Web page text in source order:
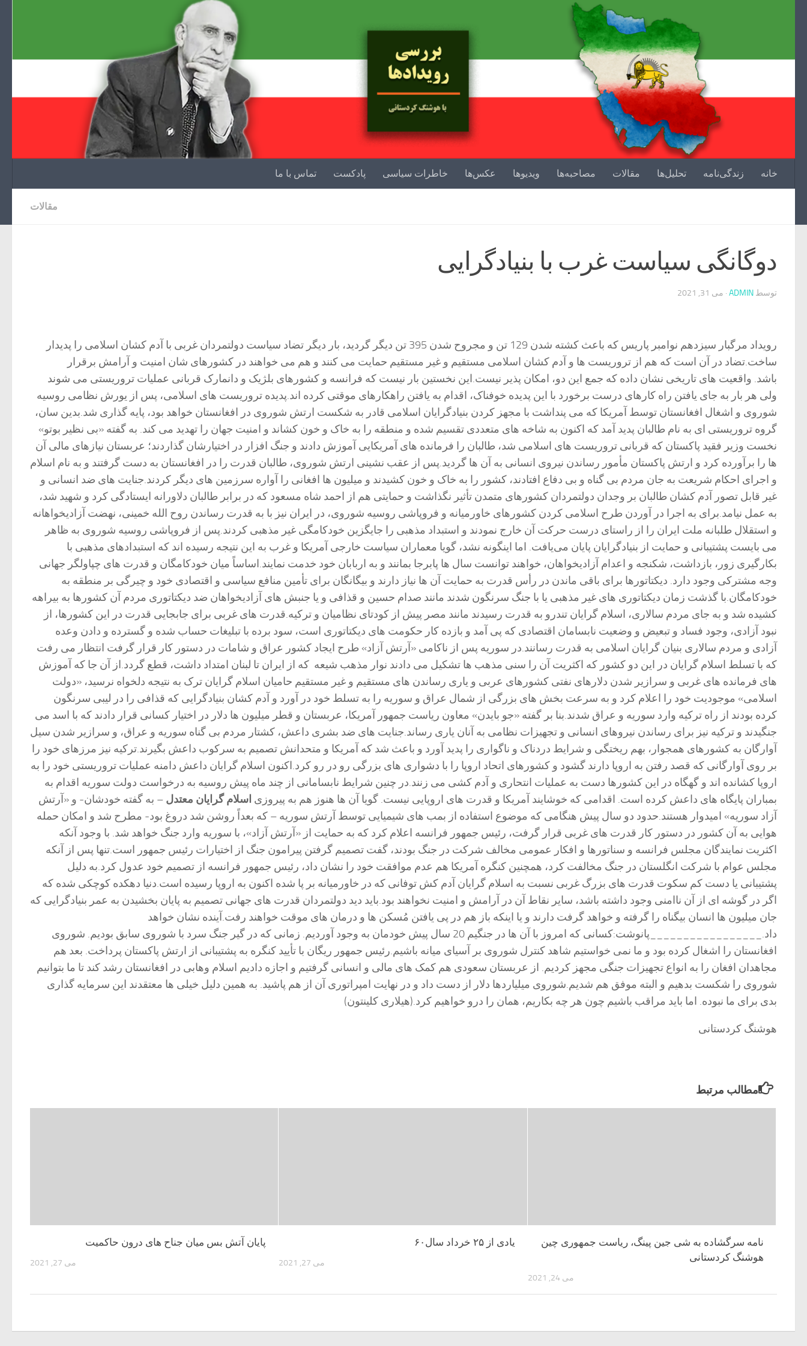
خانه زندگی‌نامه تحلیل‌ها مقالات مصاحبه‌ها ویدیوها عکس‌ها خاطرات سیاسی پادکست تماس با ما
مقالات
دوگانگی سیاست غرب با بنیادگرایی
توسط ADMIN
· می 31, 2021
رویداد مرگبار سیزدهم نوامبر پاریس که باعث کشته شدن 129 تن و مجروح شدن 395 تن دیگر گردید، بار دیگر تضاد سیاست دولتمردان غربی با آدم کشان اسلامی را پدیدار
ساخت.تضاد در آن است که هم از تروریست ها و آدم کشان اسلامی مستقیم و غیر مستقیم حمایت می کنند و هم می خواهند در کشورهای شان امنیت و آرامش برقرار
باشد. واقعیت های تاریخی نشان داده که جمع این دو، امکان پذیر نیست.این نخستین بار نیست که فرانسه و کشورهای بلژیک و دانمارک قربانی عملیات تروریستی می شوند
ولی هر بار به جای یافتن راه کارهای درست برخورد با این پدیده خوفناک، اقدام به یافتن راهکارهای موقتی کرده اند.پدیده تروریست های اسلامی، پس از یورش نظامی روسیه
شوروی و اشغال افغانستان توسط آمریکا که می پنداشت با مجهز کردن بنیادگرایان اسلامی قادر به شکست ارتش شوروی در افغانستان خواهد بود، پایه گذاری شد.بدین سان،
گروه تروریستی ای به نام طالبان پدید آمد که اکنون به شاخه های متعددی تقسیم شده و منطقه را به خاک و خون کشاند و امنیت جهان را تهدید می کند. به گفته «بی نظیر بوتو»
نخست وزیر فقید پاکستان که قربانی تروریست های اسلامی شد، طالبان را فرمانده های آمریکایی آموزش دادند و جنگ افزار در اختیارشان گذاردند؛ عربستان نیازهای مالی آن
ها را برآورده کرد و ارتش پاکستان مأمور رساندن نیروی انسانی به آن ها گردید.پس از عقب نشینی ارتش شوروی، طالبان قدرت را در افغانستان به دست گرفتند و به نام اسلام
و اجرای احکام شریعت به جان مردم بی گناه و بی دفاع افتادند، کشور را به خاک و خون کشیدند و میلیون ها افغانی را آواره سرزمین های دیگر کردند.جنایت های ضد انسانی و
غیر قابل تصور آدم کشان طالبان بر وجدان دولتمردان کشورهای متمدن تأثیر نگذاشت و حمایتی هم از احمد شاه مسعود که در برابر طالبان دلاورانه ایستادگی کرد و شهید شد،
به عمل نیامد.برای به اجرا در آوردن طرح اسلامی کردن کشورهای خاورمیانه و فروپاشی روسیه شوروی، در ایران نیز با به قدرت رساندن روح الله خمینی، نهضت آزادیخواهانه
و استقلال طلبانه ملت ایران را از راستای درست حرکت آن خارج نمودند و استبداد مذهبی را جایگزین خودکامگی غیر مذهبی کردند.پس از فروپاشی روسیه شوروی به ظاهر
می بایست پشتیبانی و حمایت از بنیادگرایان پایان می‌یافت. اما اینگونه نشد، گویا معماران سیاست خارجی آمریکا و غرب به این نتیجه رسیده اند که استبدادهای مذهبی با
بکارگیری زور، بازداشت، شکنجه و اعدام آزادیخواهان، خواهند توانست سال ها پابرجا بمانند و به اربابان خود خدمت نمایند.اساساً میان خودکامگان و قدرت های چپاولگر جهانی
وجه مشترکی وجود دارد. دیکتاتورها برای باقی ماندن در رأس قدرت به حمایت آن ها نیاز دارند و بیگانگان برای تأمین منافع سیاسی و اقتصادی خود و چیرگی بر منطقه به
خودکامگان.با گذشت زمان دیکتاتوری های غیر مذهبی یا با جنگ سرنگون شدند مانند صدام حسین و قذافی و یا جنبش های آزادیخواهان ضد دیکتاتوری مردم آن کشورها به بیراهه
کشیده شد و به جای مردم سالاری، اسلام گرایان تندرو به قدرت رسیدند مانند مصر پیش از کودتای نظامیان و ترکیه.قدرت های غربی برای جابجایی قدرت در این کشورها، از
نبود آزادی، وجود فساد و تبعیض و وضعیت نابسامان اقتصادی که پی آمد و بازده کار حکومت های دیکتاتوری است، سود برده با تبلیغات حساب شده و گسترده و دادن وعده
آزادی و مردم سالاری بنیان گرایان اسلامی به قدرت رسانند.در سوریه پس از ناکامی «آرتش آزاد» طرح ایجاد کشور عراق و شامات در دستور کار قرار گرفت انتظار می رفت
که با تسلط اسلام گرایان در این دو کشور که اکثریت آن را سنی مذهب ها تشکیل می دادند نوار مذهب شیعه که از ایران تا لبنان امتداد داشت، قطع گردد.از آن جا که آموزش
های فرمانده های غربی و سرازیر شدن دلارهای نفتی کشورهای عربی و یاری رساندن های مستقیم و غیر مستقیم حامیان اسلام گرایان ترک به نتیجه دلخواه نرسید، «دولت
اسلامی» موجودیت خود را اعلام کرد و به سرعت بخش های بزرگی از شمال عراق و سوریه را به تسلط خود در آورد و آدم کشان بنیادگرایی که قذافی را در لیبی سرنگون
کرده بودند از راه ترکیه وارد سوریه و عراق شدند.بنا بر گفته «جو بایدن» معاون ریاست جمهور آمریکا، عربستان و قطر میلیون ها دلار در اختیار کسانی قرار دادند که با اسد می
جنگیدند و ترکیه نیز برای رساندن نیروهای انسانی و تجهیزات نظامی به آنان یاری رساند.جنایت های ضد بشری داعش، کشتار مردم بی گناه سوریه و عراق، و سرازیر شدن سیل
آوارگان به کشورهای همجوار، بهم ریختگی و شرایط دردناک و ناگواری را پدید آورد و باعث شد که آمریکا و متحدانش تصمیم به سرکوب داعش بگیرند.ترکیه نیز مرزهای خود را
بر روی آوارگانی که قصد رفتن به اروپا دارند گشود و کشورهای اتحاد اروپا را با دشواری های بزرگی رو در رو کرد.اکنون اسلام گرایان داعش دامنه عملیات تروریستی خود را به
اروپا کشانده اند و گهگاه در این کشورها دست به عملیات انتحاری و آدم کشی می زنند.در چنین شرایط نابسامانی از چند ماه پیش روسیه به درخواست دولت سوریه اقدام به
بمباران پایگاه های داعش کرده است. اقدامی که خوشایند آمریکا و قدرت های اروپایی نیست. گویا آن ها هنوز هم به پیروزی اسلام گرایان معتدل – به گفته خودشان- و «آرتش
آزاد سوریه» امیدوار هستند.حدود دو سال پیش هنگامی که موضوع استفاده از بمب های شیمیایی توسط آرتش سوریه – که بعداً روشن شد دروغ بود- مطرح شد و امکان حمله
هوایی به آن کشور در دستور کار قدرت های غربی قرار گرفت، رئیس جمهور فرانسه اعلام کرد که به حمایت از «آرتش آزاد»، با سوریه وارد جنگ خواهد شد. با وجود آنکه
اکثریت نمایندگان مجلس فرانسه و سناتورها و افکار عمومی مخالف شرکت در جنگ بودند، گفت تصمیم گرفتن پیرامون جنگ از اختیارات رئیس جمهور است.تنها پس از آنکه
مجلس عوام با شرکت انگلستان در جنگ مخالفت کرد، همچنین کنگره آمریکا هم عدم موافقت خود را نشان داد، رئیس جمهور فرانسه از تصمیم خود عدول کرد.به دلیل
پشتیبانی یا دست کم سکوت قدرت های بزرگ غربی نسبت به اسلام گرایان آدم کش توفانی که در خاورمیانه بر پا شده اکنون به اروپا رسیده است.دنیا دهکده کوچکی شده که
اگر در گوشه ای از آن ناامنی وجود داشته باشد، سایر نقاط آن در آرامش و امنیت نخواهند بود.باید دید دولتمردان قدرت های جهانی تصمیم به پایان بخشیدن به عمر بنیادگرایی که
جان میلیون ها انسان بیگناه را گرفته و خواهد گرفت دارند و یا اینکه باز هم در پی یافتن مُسکن ها و درمان های موقت خواهند رفت.آینده نشان خواهد
داد._________________پانوشت:کسانی که امروز با آن ها در جنگیم 20 سال پیش خودمان به وجود آوردیم. زمانی که در گیر جنگ سرد با شوروی سابق بودیم. شوروی
افغانستان را اشغال کرده بود و ما نمی خواستیم شاهد کنترل شوروی بر آسیای میانه باشیم.رئیس جمهور ریگان با تأیید کنگره به پشتیبانی از ارتش پاکستان پرداخت. بعد هم
مجاهدان افغان را به انواع تجهیزات جنگی مجهز کردیم. از عربستان سعودی هم کمک های مالی و انسانی گرفتیم و اجازه دادیم اسلام وهابی در افغانستان رشد کند تا ما بتوانیم
شوروی را شکست بدهیم و البته موفق هم شدیم.شوروی میلیاردها دلار از دست داد و در نهایت امپراتوری آن از هم پاشید. به همین دلیل خیلی ها معتقدند این سرمایه گذاری
بدی برای ما نبوده. اما باید مراقب باشیم چون هر چه بکاریم، همان را درو خواهیم کرد.(هیلاری کلینتون)
هوشنگ کردستانی
مطالب مرتبط
پایان آتش بس میان جناح های درون حاکمیت
می 27, 2021
یادی از ۲۵ خرداد سال۶۰
می 27, 2021
نامه سرگشاده به شی جین پینگ، ریاست جمهوری چین
هوشنگ کردستانی
می 24, 2021